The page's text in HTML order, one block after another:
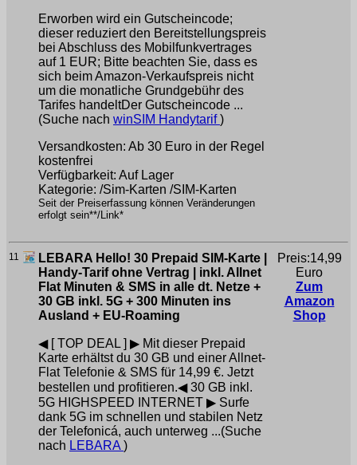
Erworben wird ein Gutscheincode;
dieser reduziert den Bereitstellungspreis
bei Abschluss des Mobilfunkvertrages
auf 1 EUR; Bitte beachten Sie, dass es
sich beim Amazon-Verkaufspreis nicht
um die monatliche Grundgebühr des
Tarifes handeltDer Gutscheincode ...
(Suche nach winSIM Handytarif)
Versandkosten: Ab 30 Euro in der Regel
kostenfrei
Verfügbarkeit: Auf Lager
Kategorie: /Sim-Karten /SIM-Karten
Seit der Preiserfassung können Veränderungen
erfolgt sein**/Link*
11
LEBARA Hello! 30 Prepaid SIM-Karte |
Handy-Tarif ohne Vertrag | inkl. Allnet
Flat Minuten & SMS in alle dt. Netze +
30 GB inkl. 5G + 300 Minuten ins
Ausland + EU-Roaming
◀ [ TOP DEAL ] ▶ Mit dieser Prepaid
Karte erhältst du 30 GB und einer Allnet-
Flat Telefonie & SMS für 14,99 €. Jetzt
bestellen und profitieren.◀ 30 GB inkl.
5G HIGHSPEED INTERNET ▶ Surfe
dank 5G im schnellen und stabilen Netz
der Telefonicá, auch unterweg ...(Suche
nach LEBARA )
Preis:14,99
Euro
Zum
Amazon
Shop